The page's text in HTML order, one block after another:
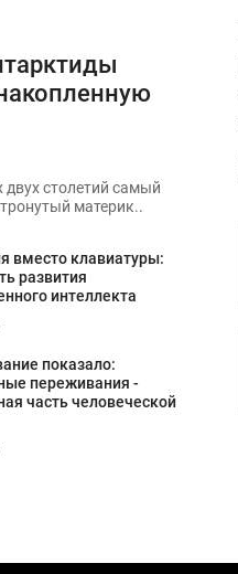
столетий самый
материк..
вместо клавиатуры:
развития
интеллекта
показало:
переживания -
часть человеческой